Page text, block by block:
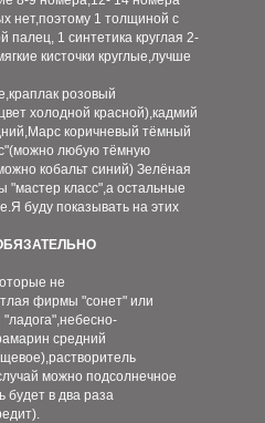
нет,поэтому 1 толщиной с
палец, 1 синтетика круглая 2-
кисточки круглые,лучше
розовый
холодной красной),кадмий
коричневый тёмный
любую тёмную
кобальт синий) Зелёная
класс",а остальные
буду показывать на этих
не
фирмы "сонет" или
средний
можно подсолнечное
будет в два раза